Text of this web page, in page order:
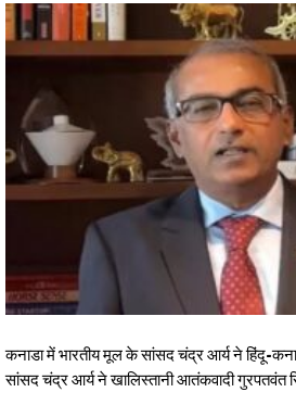
कनाडा में भारतीय मूल के सांसद चंद्र आर्य ने हिंदू-
सांसद चंद्र आर्य ने खालिस्तानी आतंकवादी गुरपतवंत